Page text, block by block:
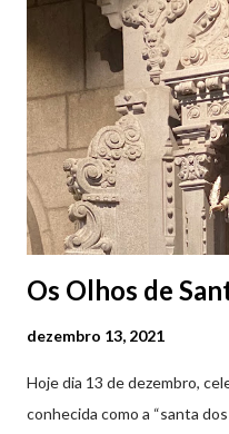
Feira Semanal em Viana do
em Viana do Castelo
Castelo (2019.10.25) Feira
(2019.10.25)
Os Olhos de
dezembro 13, 2021
Hoje dia 13 de dezembro,
conhecida como a “santa